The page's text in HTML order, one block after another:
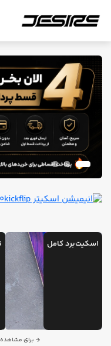
اسکیت‌برد کامل
برای